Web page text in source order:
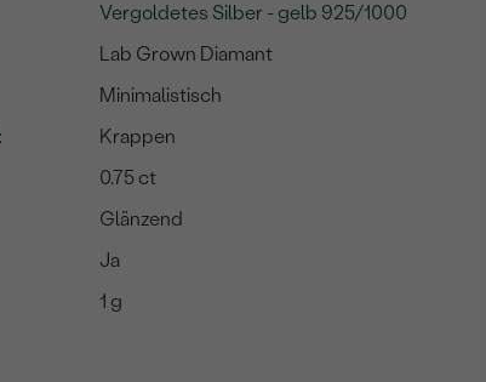
Vergoldetes Silber - gelb 925/1000
Lab Grown Diamant
Minimalistisch
:
Krappen
0.75 ct
Glänzend
Ja
1 g